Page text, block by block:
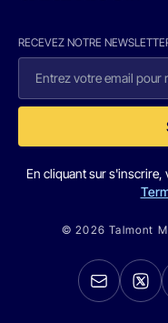
RECEVEZ NOTRE
En cliquant sur s'inscrire,
© 2026 Talmont